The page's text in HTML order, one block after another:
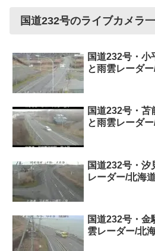
国道232号のライブカメラ
国道232号・小
と雨雲レーダ
国道232号・苫
と雨雲レーダ
国道232号・汐
レーダー/北海
国道232号・金
雲レーダー/北